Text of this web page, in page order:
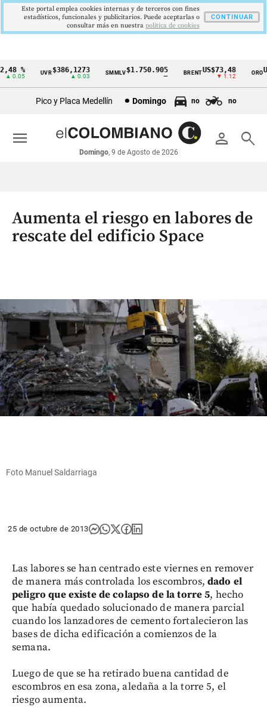
Cintillo
económicos
Colombia
%
0.05
UVR$386,1273
▲ 0.03
SMMLV$1.750.905 BRENTUS$73,48
▼ 1.12
ORO
Pico y Placa Medellín Domingo no no
person search
Domingo, 9 de Agosto de 2026
menu
Aumenta el riesgo en labores de
rescate del edificio Space
Foto Manuel Saldarriaga
25 de octubre de 2013
Las labores se han centrado este viernes en remover
de manera más controlada los escombros, dado el
peligro que existe de colapso de la torre 5, hecho
que había quedado solucionado de manera parcial
cuando los lanzadores de cemento fortalecieron las
bases de dicha edificación a comienzos de la
semana.
Luego de que se ha retirado buena cantidad de
escombros en esa zona, aledaña a la torre 5, el
riesgo aumenta.
Este portal emplea cookies internas y de terceros con fines
estadísticos, funcionales y publicitarios. Puede aceptarlas o
consultar más en nuestra politica de cookies
CONTINUAR